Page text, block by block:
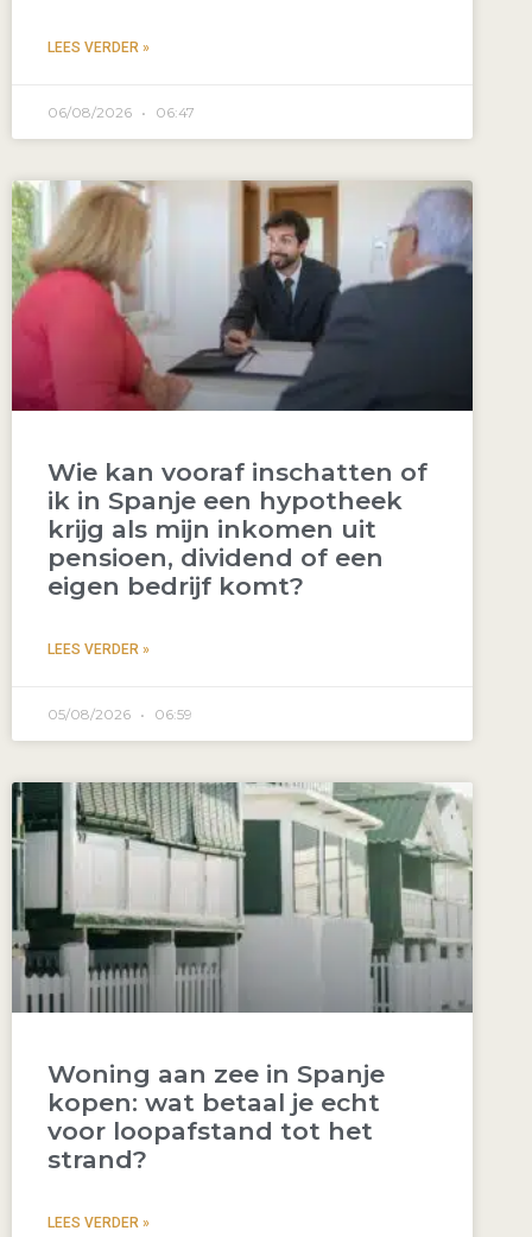
LEES VERDER »
06/08/2026 06:47
Wie kan vooraf inschatten of
ik in Spanje een hypotheek
krijg als mijn inkomen uit
pensioen, dividend of een
eigen bedrijf komt?
LEES VERDER »
05/08/2026 06:59
Woning aan zee in Spanje
kopen: wat betaal je echt
voor loopafstand tot het
strand?
LEES VERDER »